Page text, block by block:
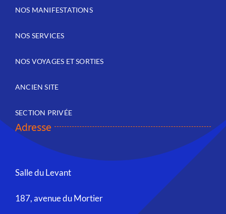
NOS MANIFESTATIONS
NOS SERVICES
NOS VOYAGES ET SORTIES
ANCIEN SITE
SECTION PRIVÉE
Adresse
Salle du Levant
187, avenue du Mortier